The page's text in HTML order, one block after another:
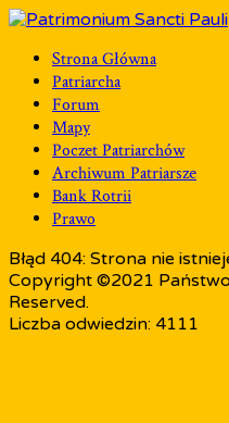
Strona Główna
Patriarcha
Forum
Mapy
Poczet Patriarchów
Archiwum Patriarsze
Bank Rotrii
Prawo
Błąd 404: Strona nie
Copyright ©2021
Reserved.
Liczba odwiedzin: 4111